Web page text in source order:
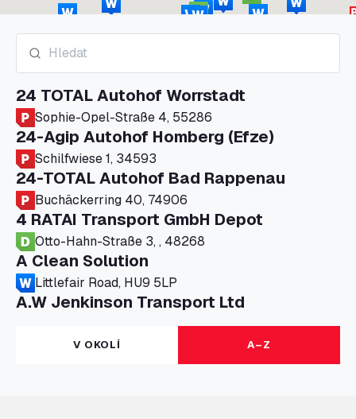
24 TOTAL Autohof Worrstadt
Sophie-Opel-Straße 4, 55286
24-Agip Autohof Homberg (Efze)
Schilfwiese 1, 34593
24-TOTAL Autohof Bad Rappenau
Buchäckerring 40, 74906
4 RATAI Transport GmbH Depot
Otto-Hahn-Straße 3, , 48268
A Clean Solution
Littlefair Road, HU9 5LP
A.W Jenkinson Transport Ltd
Progress House, ME11 5GA
A+G Nettetal - Depot Parking
Am Panneschopp 7, 41334
V OKOLÍ A–Z